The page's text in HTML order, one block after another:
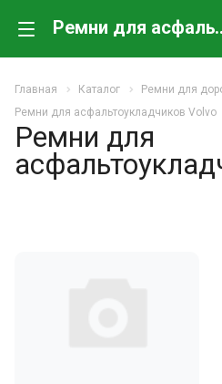
Ремни для
Главная Каталог
Ремни для
Ремни для асфальтоукладчиков Volvo
Ремни для